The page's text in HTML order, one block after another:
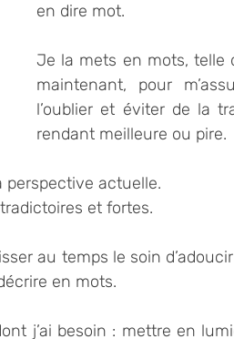
en dire mot.
Je la mets en mots, telle
maintenant, pour
l’oublier et éviter de la
rendant meilleure ou pire.
actuelle.
et fortes.
au temps le soin
en mots.
j’ai besoin : mettre en